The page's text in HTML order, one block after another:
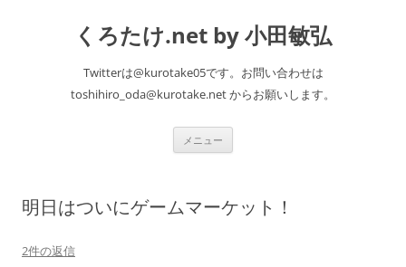
くろたけ.net by 小田敏弘
Twitterは@kurotake05です。お問い合わせは
toshihiro_oda@kurotake.net からお願いします。
メニュー
ス
明日はついにゲームマーケット！
2件の返信